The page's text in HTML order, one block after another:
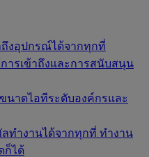
ถึงอุปกรณ์ได้จากทุกที่
ารเข้าถึงและการสนับสนุน
นาดไอทีระดับองค์กรและ
ทำงานได้จากทุกที่ ทำงาน
ก็ได้